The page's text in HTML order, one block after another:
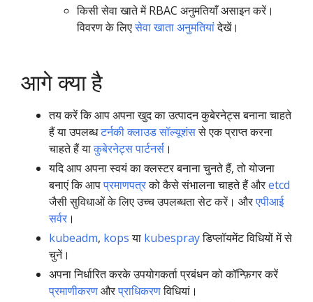
किसी सेवा खाते में RBAC अनुमतियाँ असाइन करें।
विवरण के लिएसेवा खाता अनुमतियांदेखें।
आगे क्या है
तय करें कि आप अपना खुद का उत्पादन कुबेरनेट्स बनाना चाहते
हैं या उपलब्धटर्नकी क्लाउड सॉल्यूशंससे एक प्राप्त करना
चाहते हैं याकुबेरनेट्स पार्टनर्स ।
यदि आप अपना स्वयं का क्लस्टर बनाना चुनते हैं, तो योजना
बनाएं कि आपप्रमाणपत्रको कैसे संभालना चाहते हैं औरetcd
जैसी सुविधाओं के लिए उच्च उपलब्धता सेट करें। औरएपीआई
सर्वर ।
kubeadm, kopsया kubesprayडिप्लॉयमेंट विधियों में से
चुनें।
अपना निर्धारित करके उपयोगकर्ता प्रबंधन को कॉन्फ़िगर करें
प्रमाणीकरणऔरप्राधिकरणविधियां।